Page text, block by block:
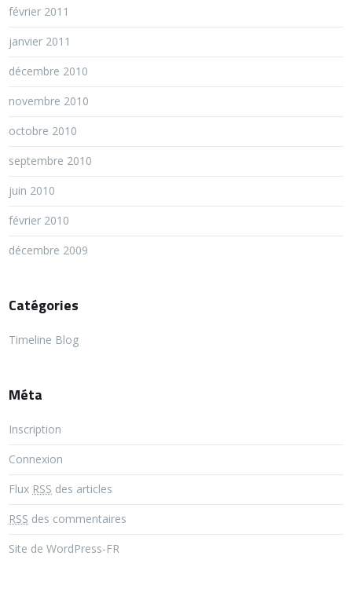
février 2011
janvier 2011
décembre 2010
novembre 2010
octobre 2010
septembre 2010
juin 2010
février 2010
décembre 2009
Catégories
Timeline Blog
Méta
Inscription
Connexion
Flux RSS des articles
RSS des commentaires
Site de WordPress-FR